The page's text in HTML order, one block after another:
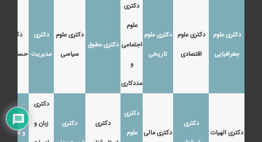
دکتری علوم
جغرافیایی
دکتری علوم
اقتصادی
دکتری علوم
تاریخی
دکتری
علوم
اجتماعی
و
مددکاری
دکتری حقوق
دکتری علوم
سیاسی
دکتری
مدیریت
دکتری
حسابداری
دکتری الهیات
دکتری
دکتری مالی
دکتری
علوم
دکتری
دکتری
دکتری
زبان و
دکتری زبان
و ادبیات